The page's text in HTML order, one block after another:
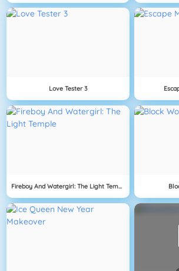
Love Tester 3
Fireboy And Watergirl: The Light Temple